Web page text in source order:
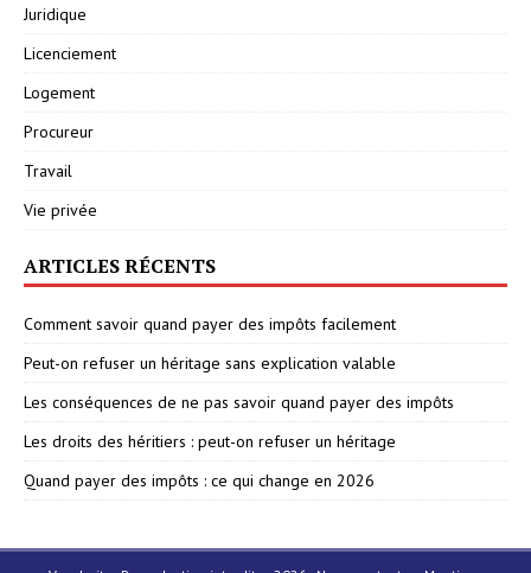
Juridique
Licenciement
Logement
Procureur
Travail
Vie privée
ARTICLES RÉCENTS
Comment savoir quand payer des impôts facilement
Peut-on refuser un héritage sans explication valable
Les conséquences de ne pas savoir quand payer des impôts
Les droits des héritiers : peut-on refuser un héritage
Quand payer des impôts : ce qui change en 2026